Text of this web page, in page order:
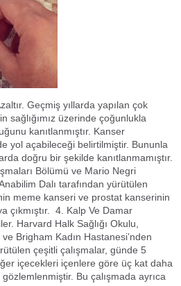
Geçmiş yıllarda yapılan çok
sağlığımız üzerinde çoğunlukla
kanıtlanmıştır. Kanser
yol açabileceği belirtilmiştir. Bununla
doğru bir şekilde kanıtlanmamıştır.
Bölümü ve Mario Negri
Dalı tarafından yürütülen
meme kanseri ve prostat kanserinin
çıkmıştır. 4. Kalp Ve Damar
Harvard Halk Sağlığı Okulu,
Brigham Kadın Hastanesi’nden
çeşitli çalışmalar, günde 5
içecekleri içenlere göre üç kat daha
gözlemlenmiştir. Bu çalışmada ayrıca